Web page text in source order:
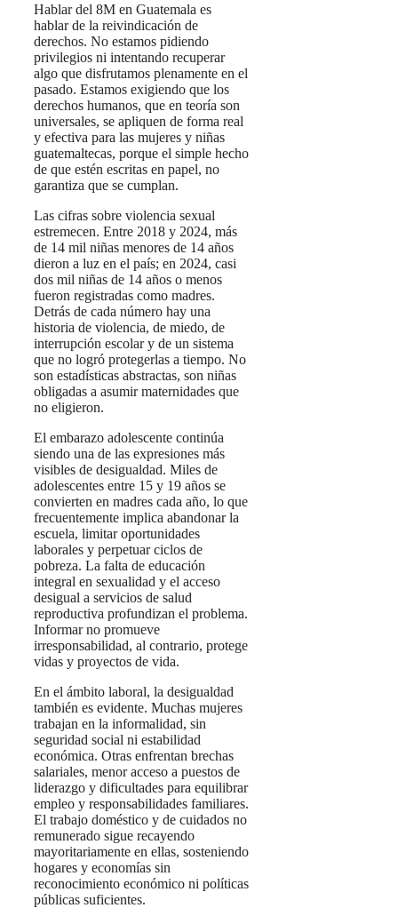
Hablar del 8M en Guatemala es
hablar de la reivindicación de
derechos. No estamos pidiendo
privilegios ni intentando recuperar
algo que disfrutamos plenamente en el
pasado. Estamos exigiendo que los
derechos humanos, que en teoría son
universales, se apliquen de forma real
y efectiva para las mujeres y niñas
guatemaltecas, porque el simple hecho
de que estén escritas en papel, no
garantiza que se cumplan.
Las cifras sobre violencia sexual
estremecen. Entre 2018 y 2024, más
de 14 mil niñas menores de 14 años
dieron a luz en el país; en 2024, casi
dos mil niñas de 14 años o menos
fueron registradas como madres.
Detrás de cada número hay una
historia de violencia, de miedo, de
interrupción escolar y de un sistema
que no logró protegerlas a tiempo. No
son estadísticas abstractas, son niñas
obligadas a asumir maternidades que
no eligieron.
El embarazo adolescente continúa
siendo una de las expresiones más
visibles de desigualdad. Miles de
adolescentes entre 15 y 19 años se
convierten en madres cada año, lo que
frecuentemente implica abandonar la
escuela, limitar oportunidades
laborales y perpetuar ciclos de
pobreza. La falta de educación
integral en sexualidad y el acceso
desigual a servicios de salud
reproductiva profundizan el problema.
Informar no promueve
irresponsabilidad, al contrario, protege
vidas y proyectos de vida.
En el ámbito laboral, la desigualdad
también es evidente. Muchas mujeres
trabajan en la informalidad, sin
seguridad social ni estabilidad
económica. Otras enfrentan brechas
salariales, menor acceso a puestos de
liderazgo y dificultades para equilibrar
empleo y responsabilidades familiares.
El trabajo doméstico y de cuidados no
remunerado sigue recayendo
mayoritariamente en ellas, sosteniendo
hogares y economías sin
reconocimiento económico ni políticas
públicas suficientes.